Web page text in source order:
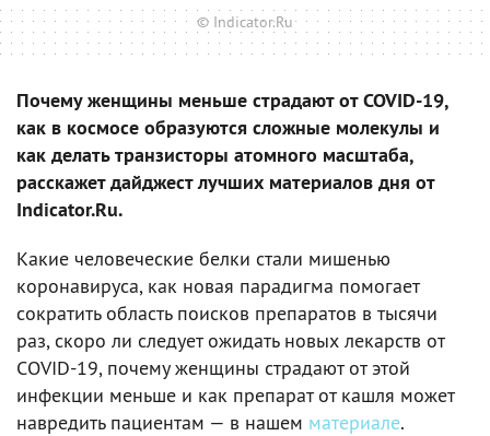
© Indicator.Ru
Почему женщины меньше страдают от COVID-19,
как в космосе образуются сложные молекулы и
как делать транзисторы атомного масштаба,
расскажет дайджест лучших материалов дня от
Indicator.Ru.
Какие человеческие белки стали мишенью
коронавируса, как новая парадигма помогает
сократить область поисков препаратов в тысячи
раз, скоро ли следует ожидать новых лекарств от
COVID-19, почему женщины страдают от этой
инфекции меньше и как препарат от кашля может
навредить пациентам — в нашем материале.